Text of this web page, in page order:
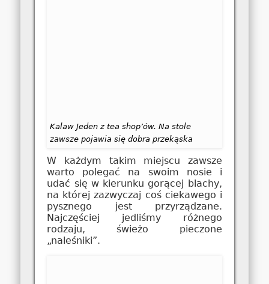
Kalaw Jeden z tea shop’ów. Na stole
zawsze pojawia się dobra przekąska
W każdym takim miejscu zawsze
warto polegać na swoim nosie i
udać się w kierunku gorącej blachy,
na której zazwyczaj coś ciekawego i
pysznego jest przyrządzane.
Najczęściej jedliśmy różnego
rodzaju, świeżo pieczone
„naleśniki”.